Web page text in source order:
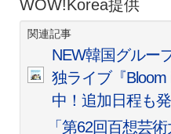
WOW!Korea提供
関連記事
NEW韓国グルー
独ライブ『Bloom
中！追加日程も
「第62回百想芸